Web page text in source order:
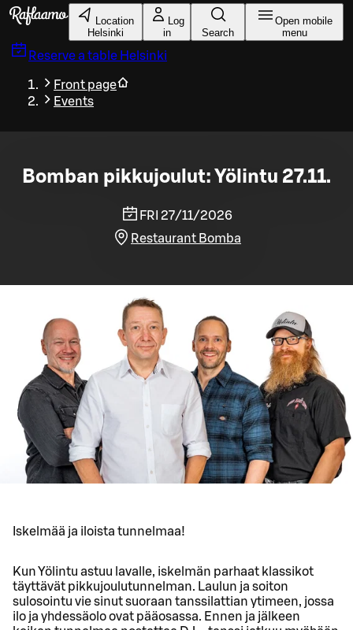
Skip to main content
Location
Helsinki
Log
in
Search
Open mobile
menu
Reserve a table Helsinki
Front page
Events
Bomban pikkujoulut: Yölintu 27.11.
FRI 27/11/2026
Restaurant Bomba
Iskelmää ja iloista tunnelmaa!
Kun Yölintu astuu lavalle, iskelmän parhaat klassikot
täyttävät pikkujoulutunnelman. Laulun ja soiton
sulosointu vie sinut suoraan tanssilattian ytimeen, jossa
ilo ja yhdessäolo ovat pääosassa. Ennen ja jälkeen